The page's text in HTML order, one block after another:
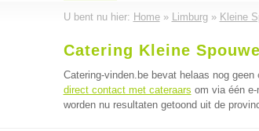
U bent nu hier: Home» Limburg» Kleine
Catering Kleine
Catering-vinden.be bevat helaas nog geen
direct contact met cateraars om via één
worden nu resultaten getoond uit de